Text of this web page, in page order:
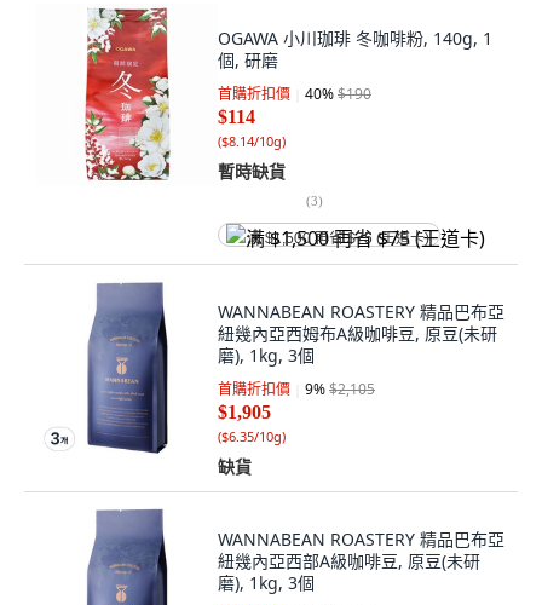
OGAWA 小川珈琲 冬咖啡粉, 140g, 1
個, 研磨
首購折扣價 40%$190
$114
($8.14/10g)
暫時缺貨
(3)
满 $1,500 再省 $75 (王道卡)
WANNABEAN ROASTERY 精品巴布亞
紐幾內亞西姆布A級咖啡豆, 原豆(未研
磨), 1kg, 3個
首購折扣價 9%$2,105
$1,905
($6.35/10g)
缺貨
WANNABEAN ROASTERY 精品巴布亞
紐幾內亞西部A級咖啡豆, 原豆(未研
磨), 1kg, 3個